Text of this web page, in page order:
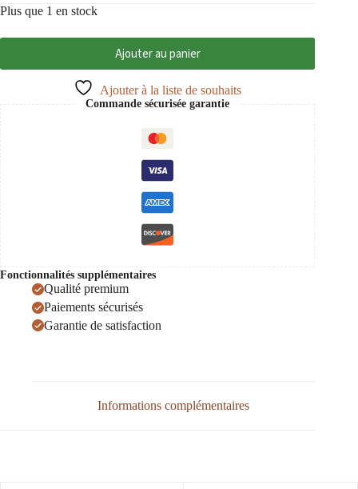
Plus que 1 en stock
Ajouter au panier
Ajouter à la liste de souhaits
Commande sécurisée garantie
Fonctionnalités supplémentaires
Qualité premium
Paiements sécurisés
Garantie de satisfaction
Informations complémentaires